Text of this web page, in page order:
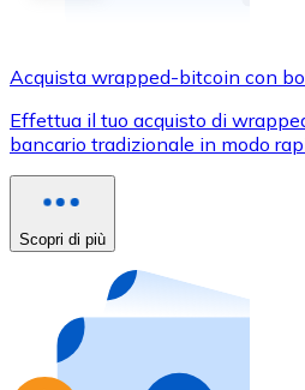
Carta di credito / debito
Usa le carte Visa e
Acquista con carta
Negozio - Carte regalo
Nuovo
Acquista gift card dei tuoi
Vai al negozio di carte regalo
Acquista wrapped-bitcoin con
Effettua il tuo acquisto di
bancario tradizionale in modo
Scopri di più